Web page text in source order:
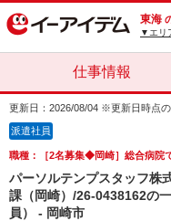
東海
▼エリ
仕事情報
更新日：2026/08/04 ※更新日時点
派遣社員
職種：［2名募集◆岡崎］総合病院
パーソルテンプスタッフ
課（岡崎）/26-0438162の
員） - 岡崎市